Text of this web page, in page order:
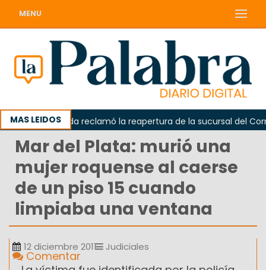
MENU
MAS LEIDOS
Odarda reclamó la reapertura de la sucursal del
Mar del Plata: murió una
mujer roquense al caerse
de un piso 15 cuando
limpiaba una ventana
12 diciembre 2011 Judiciales
Comentar